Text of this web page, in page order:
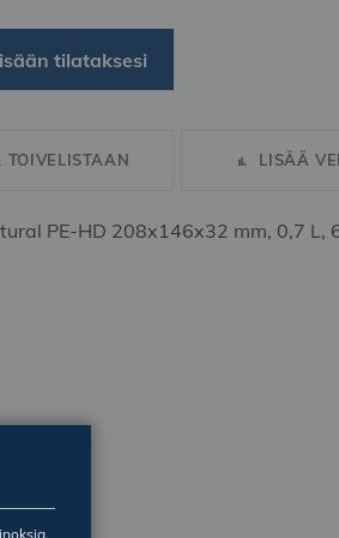
tilataksesi
TOIVELISTAAN LISÄÄ
PE-HD 208x146x32 mm, 0,7 L,